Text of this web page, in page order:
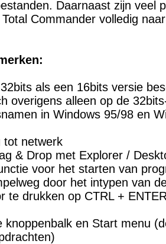
Daarnaast zijn veel
Commander volledig
als een 16bits versie
overigens alleen op de
in Windows 95/98 en
tot netwerk
& Drop met Explorer /
voor het starten van
door het intypen van
te drukken op CTRL +
knoppenbalk en Start menu